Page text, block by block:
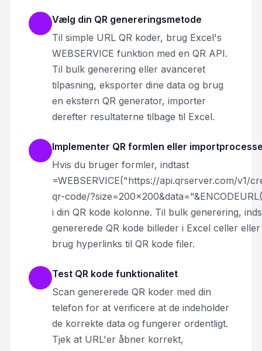
Vælg din QR genereringsmetode
Til simple URL QR koder, brug Excel's
WEBSERVICE funktion med en QR API.
Til bulk generering eller avanceret
tilpasning, eksporter dine data og brug
en ekstern QR generator, importer
derefter resultaterne tilbage til Excel.
Implementer QR formlen eller
Hvis du bruger formler, indtast
=WEBSERVICE("https://api.qrserver.com/v1/
qr-code/
i din QR kode kolonne. Til bulk generering,
genererede QR kode billeder i Excel celler eller
brug hyperlinks til QR kode filer.
Test QR kode funktionalitet
Scan genererede QR koder med din
telefon for at verificere at de indeholder
de korrekte data og fungerer ordentligt.
Tjek at URL'er åbner korrekt,